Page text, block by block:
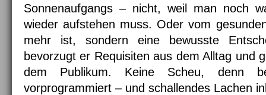
Sonnenaufgangs – nicht, weil man noch
wieder aufstehen muss. Oder vom
mehr ist, sondern eine bewusste
bevorzugt er Requisiten aus dem Alltag und
dem Publikum. Keine Scheu, denn
vorprogrammiert – und schallendes Lachen